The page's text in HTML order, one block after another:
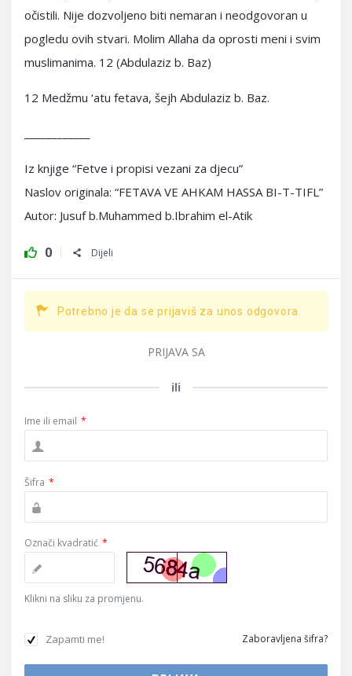
očistili. Nije dozvoljeno biti nemaran i neodgovoran u
pogledu ovih stvari. Molim Allaha da oprosti meni i svim
muslimanima. 12 (Abdulaziz b. Baz)
12 Medžmu ‘atu fetava, šejh Abdulaziz b. Baz.
Iz knjige “Fetve i propisi vezani za djecu”
Naslov originala: “FETAVA VE AHKAM HASSA BI-T-TIFL”
Autor: Jusuf b.Muhammed b.Ibrahim el-Atik
0 Dijeli
Potrebno je da se prijaviš za unos odgovora.
PRIJAVA SA
ili
Ime ili email *
Šifra *
Označi kvadratić *
Klikni na sliku za promjenu.
Zapamti me! Zaboravljena šifra?